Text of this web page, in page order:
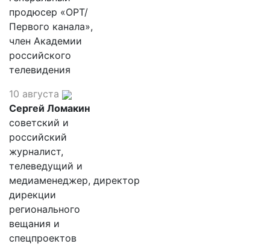
продюсер «ОРТ/
Первого канала»,
член Академии
российского
телевидения
10 августа
Сергей Ломакин
советский и
российский
журналист,
телеведущий и
медиаменеджер, директор
дирекции
регионального
вещания и
спецпроектов